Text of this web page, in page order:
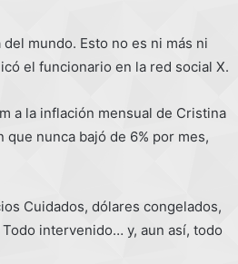
mundo. Esto no es ni más ni
el funcionario en la red social X.
a la inflación mensual de Cristina
nunca bajó de 6% por mes,
Cuidados, dólares congelados,
intervenido… y, aun así, todo